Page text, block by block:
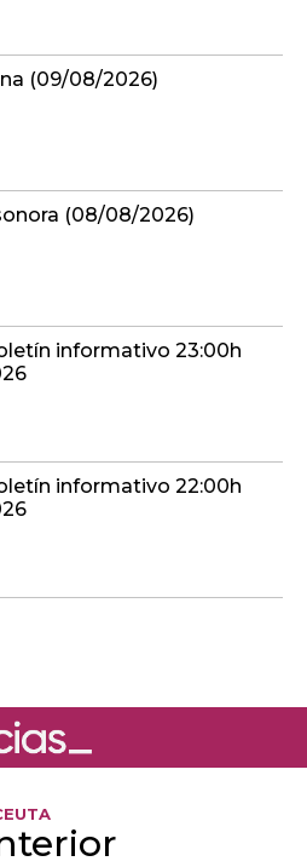
(09/08/2026)
(08/08/2026)
informativo 23:00h
informativo 22:00h